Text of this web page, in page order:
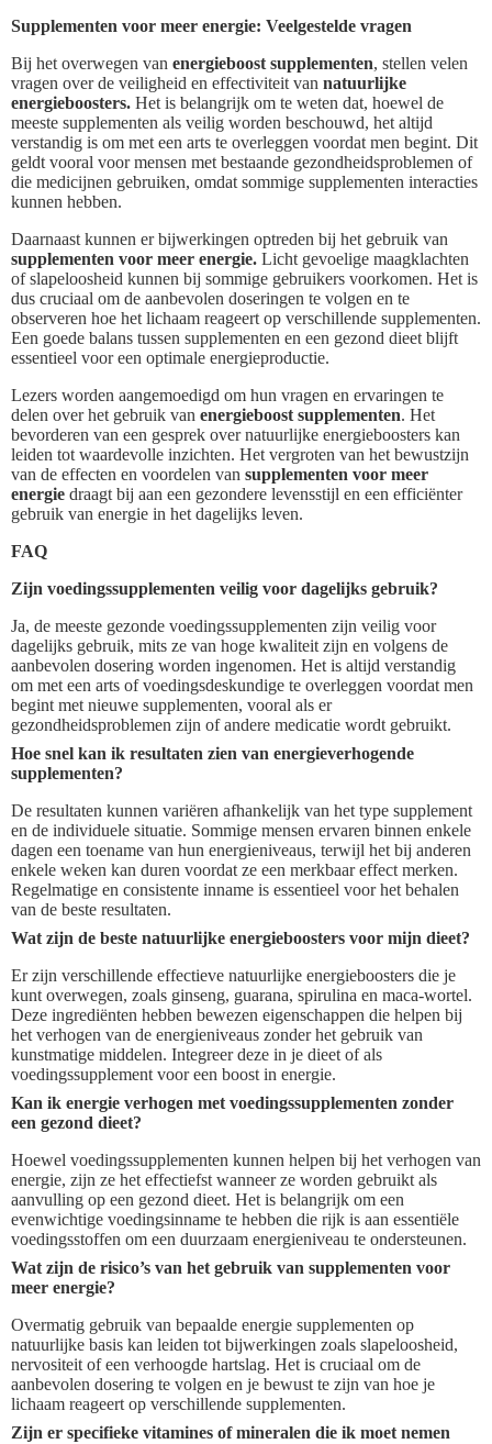
Supplementen voor meer energie: Veelgestelde vragen
Bij het overwegen van energieboost supplementen, stellen velen
vragen over de veiligheid en effectiviteit van natuurlijke
energieboosters. Het is belangrijk om te weten dat, hoewel de
meeste supplementen als veilig worden beschouwd, het altijd
verstandig is om met een arts te overleggen voordat men begint. Dit
geldt vooral voor mensen met bestaande gezondheidsproblemen of
die medicijnen gebruiken, omdat sommige supplementen interacties
kunnen hebben.
Daarnaast kunnen er bijwerkingen optreden bij het gebruik van
supplementen voor meer energie. Licht gevoelige maagklachten
of slapeloosheid kunnen bij sommige gebruikers voorkomen. Het is
dus cruciaal om de aanbevolen doseringen te volgen en te
observeren hoe het lichaam reageert op verschillende supplementen.
Een goede balans tussen supplementen en een gezond dieet blijft
essentieel voor een optimale energieproductie.
Lezers worden aangemoedigd om hun vragen en ervaringen te
delen over het gebruik van energieboost supplementen. Het
bevorderen van een gesprek over natuurlijke energieboosters kan
leiden tot waardevolle inzichten. Het vergroten van het bewustzijn
van de effecten en voordelen van supplementen voor meer
energie draagt bij aan een gezondere levensstijl en een efficiënter
gebruik van energie in het dagelijks leven.
FAQ
Zijn voedingssupplementen veilig voor dagelijks gebruik?
Ja, de meeste gezonde voedingssupplementen zijn veilig voor
dagelijks gebruik, mits ze van hoge kwaliteit zijn en volgens de
aanbevolen dosering worden ingenomen. Het is altijd verstandig
om met een arts of voedingsdeskundige te overleggen voordat men
begint met nieuwe supplementen, vooral als er
gezondheidsproblemen zijn of andere medicatie wordt gebruikt.
Hoe snel kan ik resultaten zien van energieverhogende
supplementen?
De resultaten kunnen variëren afhankelijk van het type supplement
en de individuele situatie. Sommige mensen ervaren binnen enkele
dagen een toename van hun energieniveaus, terwijl het bij anderen
enkele weken kan duren voordat ze een merkbaar effect merken.
Regelmatige en consistente inname is essentieel voor het behalen
van de beste resultaten.
Wat zijn de beste natuurlijke energieboosters voor mijn dieet?
Er zijn verschillende effectieve natuurlijke energieboosters die je
kunt overwegen, zoals ginseng, guarana, spirulina en maca-wortel.
Deze ingrediënten hebben bewezen eigenschappen die helpen bij
het verhogen van de energieniveaus zonder het gebruik van
kunstmatige middelen. Integreer deze in je dieet of als
voedingssupplement voor een boost in energie.
Kan ik energie verhogen met voedingssupplementen zonder
een gezond dieet?
Hoewel voedingssupplementen kunnen helpen bij het verhogen van
energie, zijn ze het effectiefst wanneer ze worden gebruikt als
aanvulling op een gezond dieet. Het is belangrijk om een
evenwichtige voedingsinname te hebben die rijk is aan essentiële
voedingsstoffen om een duurzaam energieniveau te ondersteunen.
Wat zijn de risico’s van het gebruik van supplementen voor
meer energie?
Overmatig gebruik van bepaalde energie supplementen op
natuurlijke basis kan leiden tot bijwerkingen zoals slapeloosheid,
nervositeit of een verhoogde hartslag. Het is cruciaal om de
aanbevolen dosering te volgen en je bewust te zijn van hoe je
lichaam reageert op verschillende supplementen.
Zijn er specifieke vitamines of mineralen die ik moet nemen